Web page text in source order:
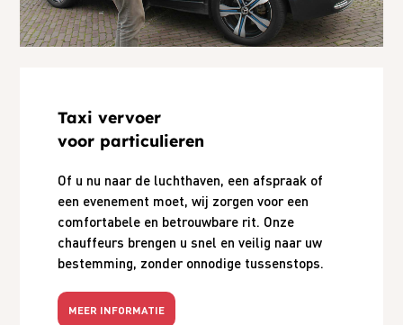
Taxi vervoer
voor particulieren
Of u nu naar de luchthaven, een afspraak of
een evenement moet, wij zorgen voor een
comfortabele en betrouwbare rit. Onze
chauffeurs brengen u snel en veilig naar uw
bestemming, zonder onnodige tussenstops.
MEER INFORMATIE